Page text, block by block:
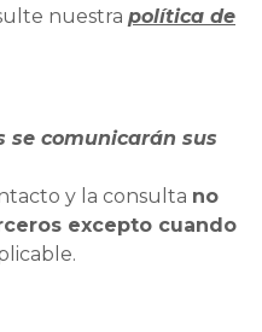
nuestra política de
se comunicarán sus
y la consulta no
excepto cuando